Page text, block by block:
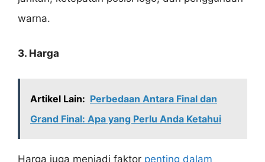
warna.
3. Harga
Artikel Lain: Perbedaan Antara Final dan
Grand Final: Apa yang Perlu Anda Ketahui
Harga juga menjadi faktor penting dalam